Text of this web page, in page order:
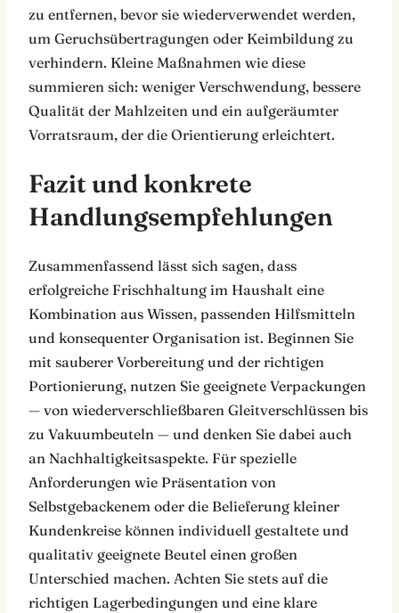
zu entfernen, bevor sie wiederverwendet werden,
um Geruchsübertragungen oder Keimbildung zu
verhindern. Kleine Maßnahmen wie diese
summieren sich: weniger Verschwendung, bessere
Qualität der Mahlzeiten und ein aufgeräumter
Vorratsraum, der die Orientierung erleichtert.
Fazit und konkrete
Handlungsempfehlungen
Zusammenfassend lässt sich sagen, dass
erfolgreiche Frischhaltung im Haushalt eine
Kombination aus Wissen, passenden Hilfsmitteln
und konsequenter Organisation ist. Beginnen Sie
mit sauberer Vorbereitung und der richtigen
Portionierung, nutzen Sie geeignete Verpackungen
— von wiederverschließbaren Gleitverschlüssen bis
zu Vakuumbeuteln — und denken Sie dabei auch
an Nachhaltigkeitsaspekte. Für spezielle
Anforderungen wie Präsentation von
Selbstgebackenem oder die Belieferung kleiner
Kundenkreise können individuell gestaltete und
qualitativ geeignete Beutel einen großen
Unterschied machen. Achten Sie stets auf die
richtigen Lagerbedingungen und eine klare